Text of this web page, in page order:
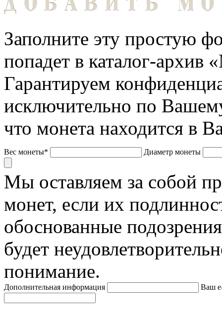
Заполните эту простую
попадет в каталог-архив
Гарантируем
исключительно по
что монета находится в
Вес монеты* Диаметр монеты
Мы оставляем за собой
монет, если их
обоснованные
будет
понимание.
Дополнительная информация Ваш